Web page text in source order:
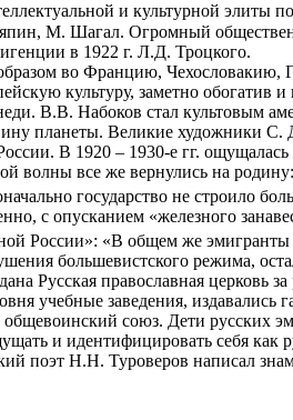
и культурной элиты
М. Шагал. Огромный
в 1922 г. Л.Д. Троцкого.
во Францию, Чехословакию,
культуру, заметно
В.В. Набоков стал культовым
планеты. Великие художники
В 1920 – 1930-е гг.
волны все же вернулись на
государство не строило
с опусканием «железного
России»: «В общем же
большевистского режима,
Русская православная
учебные заведения,
союз. Дети русских
и идентифицировать себя
поэт Н.Н. Туроверов написал